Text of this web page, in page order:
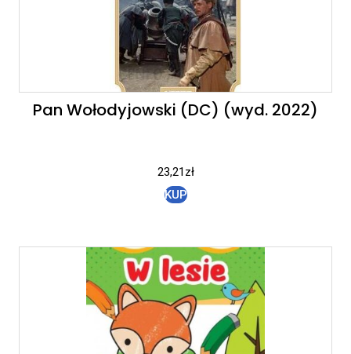
Pan Wołodyjowski (DC) (wyd. 2022)
23,21zł
KUP